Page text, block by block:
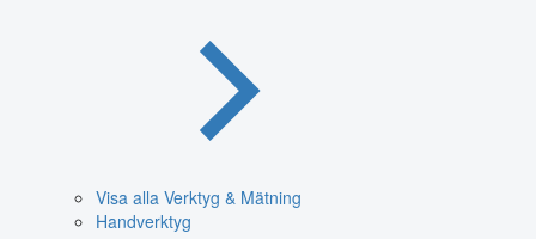
Visa alla Verktyg & Mätning
Handverktyg